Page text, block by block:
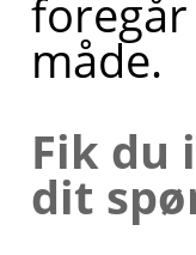
måde.
Fik du
dit